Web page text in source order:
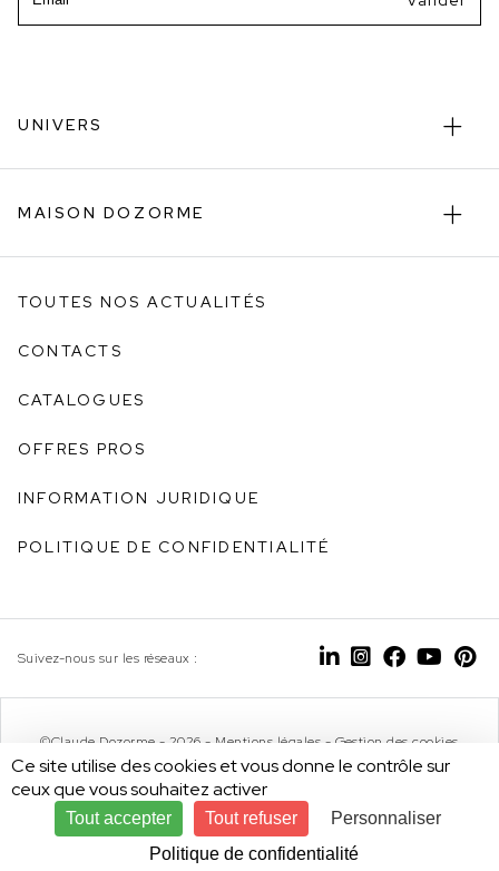
UNIVERS
MAISON DOZORME
TOUTES NOS ACTUALITÉS
CONTACTS
CATALOGUES
OFFRES PROS
INFORMATION JURIDIQUE
POLITIQUE DE CONFIDENTIALITÉ
Suivez-nous sur les réseaux :
©Claude Dozorme - 2026 - Mentions légales - Gestion des cookies
Design by
Ce site utilise des cookies et vous donne le contrôle sur
ceux que vous souhaitez activer
Tout accepter Tout refuser
Personnaliser
Politique de confidentialité